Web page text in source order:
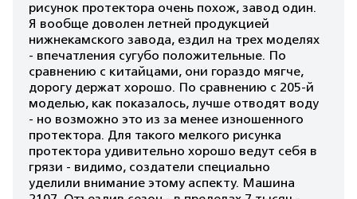
рисунок протектора очень похож, завод один.
Я вообще доволен летней продукцией
нижнекамского завода, ездил на трех моделях
- впечатления сугубо положительные. По
сравнению с китайцами, они гораздо мягче,
дорогу держат хорошо. По сравнению с 205-й
моделью, как показалось, лучше отводят воду
- но возможно это из за менее изношенного
протектора. Для такого мелкого рисунка
протектора удивительно хорошо ведут себя в
грязи - видимо, создатели специально
уделили внимание этому аспекту. Машина